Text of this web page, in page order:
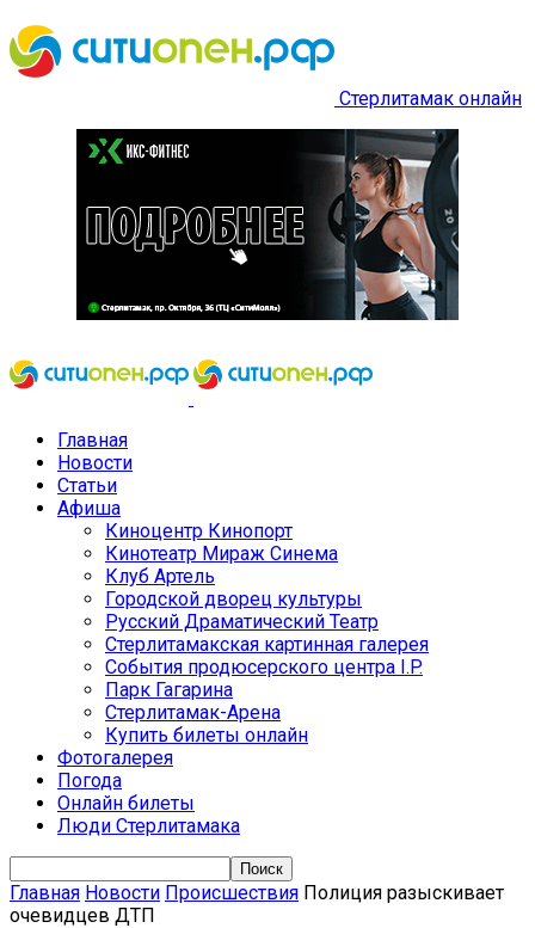
Стерлитамак онлайн
Главная
Новости
Статьи
Афиша
Киноцентр Кинопорт
Кинотеатр Мираж Синема
Клуб Артель
Городской дворец культуры
Русский Драматический Театр
Стерлитамакская картинная галерея
События продюсерского центра I.P.
Парк Гагарина
Стерлитамак-Арена
Купить билеты онлайн
Фотогалерея
Погода
Онлайн билеты
Люди Стерлитамака
Главная Новости Происшествия Полиция разыскивает
очевидцев ДТП